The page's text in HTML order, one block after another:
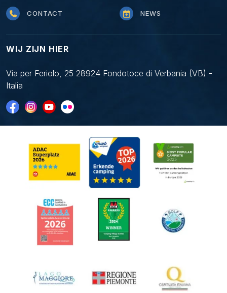
CONTACT NEWS
WIJ ZIJN HIER
Via per Feriolo, 25 28924 Fondotoce di Verbania (VB) -
Italia